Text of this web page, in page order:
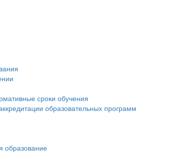
сроки обучения
образовательных программ
образование